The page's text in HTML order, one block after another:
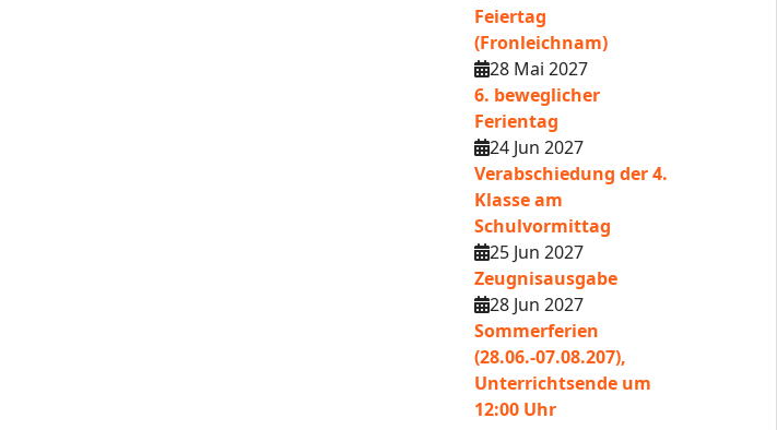
Feiertag
(Fronleichnam)
28 Mai 2027
6. beweglicher
Ferientag
24 Jun 2027
Verabschiedung der 4.
Klasse am
Schulvormittag
25 Jun 2027
Zeugnisausgabe
28 Jun 2027
Sommerferien
(28.06.-07.08.207),
Unterrichtsende um
12:00 Uhr